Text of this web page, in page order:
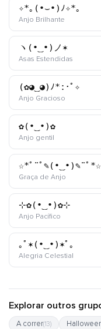
✧*｡(•⌣•)ﾉ✧*｡
Anjo Brilhante
ヽ(•‿•)ノ✶
Asas Estendidas
(✿◕‿◕)ﾉ*:･ﾟ✧
Anjo Gracioso
✿(•‿•)✿
Anjo gentil
☆*ﾟ¨ﾟ✎(•‿•)✎¨ﾟ*☆
Graça de Anjo
⊹✿(•‿•)✿⊹
Anjo Pacífico
｡ﾟ✶(•‿•)✶ﾟ｡
Alegria Celestial
Explorar outros
A correr(13)